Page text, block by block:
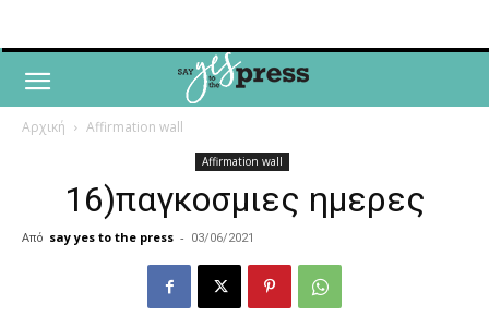
Αρχική Affirmation wall
Affirmation wall
16)παγκοσμιες ημερες
Από say yes to the press - 03/06/2021